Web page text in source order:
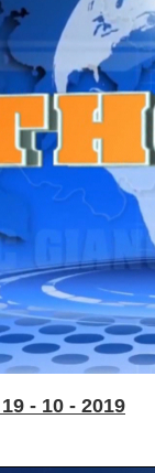
- 10 - 2019